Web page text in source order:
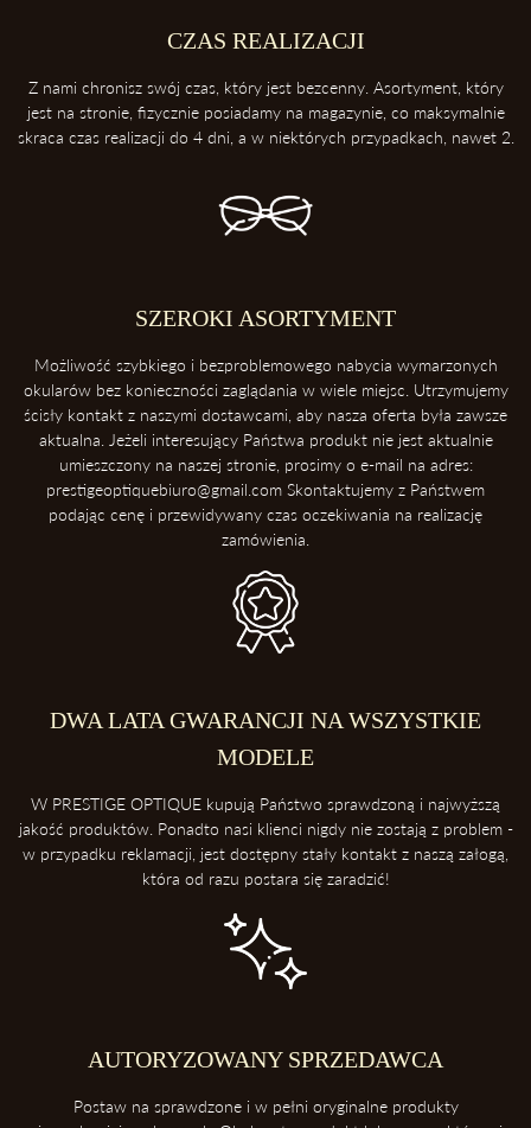
Etui ochroni twoje okulary przed uderzeniami oraz kurzem.
3. Zawsze odkładaj soczewki przednią powierzchnią do góry
Dzięki temu ochronisz soczewki przed porysowaniem.
4. Unikaj kontaktu z wysokimi temperaturami
źródeł ciepła takich, jak deska rozdzielcza samochodu. Soczewki
5. Ściąganie okularów
CZAS REALIZACJI
Z nami chronisz swój czas, który jest bezcenny. Asortyment, który
jest na stronie, fizycznie posiadamy na magazynie, co maksymalnie
skraca czas realizacji do 4 dni, a w niektórych przypadkach, nawet 2.
SZEROKI ASORTYMENT
Możliwość szybkiego i bezproblemowego nabycia wymarzonych
okularów bez konieczności zaglądania w wiele miejsc. Utrzymujemy
ścisły kontakt z naszymi dostawcami, aby nasza oferta była zawsze
aktualna. Jeżeli interesujący Państwa produkt nie jest aktualnie
umieszczony na naszej stronie, prosimy o e-mail na adres:
prestigeoptiquebiuro@gmail.com Skontaktujemy z Państwem
podając cenę i przewidywany czas oczekiwania na realizację
zamówienia.
DWA LATA GWARANCJI NA WSZYSTKIE
MODELE
W PRESTIGE OPTIQUE kupują Państwo sprawdzoną i najwyższą
jakość produktów. Ponadto nasi klienci nigdy nie zostają z problem -
w przypadku reklamacji, jest dostępny stały kontakt z naszą załogą,
która od razu postara się zaradzić!
AUTORYZOWANY SPRZEDAWCA
Postaw na sprawdzone i w pełni oryginalne produkty